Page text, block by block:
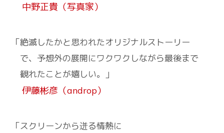
中野正貴（写真家）
「絶滅したかと思われたオリジナルストーリー
で、 予想外の展開にワクワクしながら最後まで
観れたことが嬉しい。」
伊藤彬彦（androp）
「スクリーンから迸る情熱に